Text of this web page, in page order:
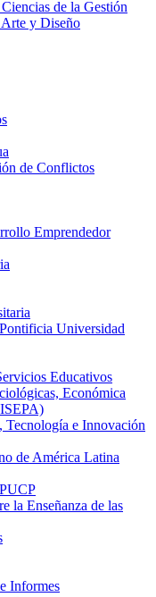
de la Gestión
y Diseño
de Conflictos
Emprendedor
Universidad
Educativos
Económica
Tecnología e Innovación
de América Latina
la Enseñanza de las
Informes